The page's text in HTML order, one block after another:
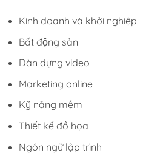
Kinh doanh và khởi nghiệp
Bất động sản
Dàn dựng video
Marketing online
Kỹ năng mềm
Thiết kế đồ họa
Ngôn ngữ lập trình